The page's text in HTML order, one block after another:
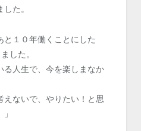
た。
と１０年働くことにした
した。
る人生で、今を楽しまなか
えないで、やりたい！と思